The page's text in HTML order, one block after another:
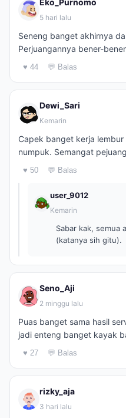
Eko_Purnomo
5 hari lalu
Seneng banget akhirnya
Perjuangannya bener-
♥ 44 💬 Balas
Dewi_Sari
Kemarin
Capek banget kerja
numpuk. Semangat
♥ 50 💬 Balas
user_9012
Kemarin
Sabar kak, semua
(katanya sih gitu).
Seno_Aji
2 minggu lalu
Puas banget sama hasil
jadi enteng banget kayak
♥ 27 💬 Balas
rizky_aja
3 hari lalu